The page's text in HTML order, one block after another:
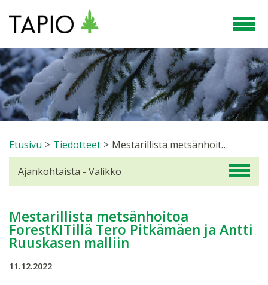
Etusivu > Tiedotteet > Mestarillista metsänhoitoa ForestKITillä Tero Pitkämäen ja Antti Ruuskasen malliin
Mestarillista metsänhoitoa
ForestKITillä Tero Pitkämäen ja Antti
Ruuskasen malliin
11.12.2022
Ajankohtaista - Valikko